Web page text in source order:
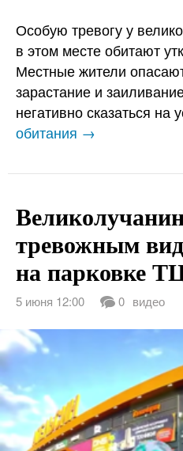
Особую тревогу у
в этом месте обитают
Местные жители
зарастание и
негативно сказаться на
обитания →
тревожным
на парковке
5 июня 12:00 0 видео